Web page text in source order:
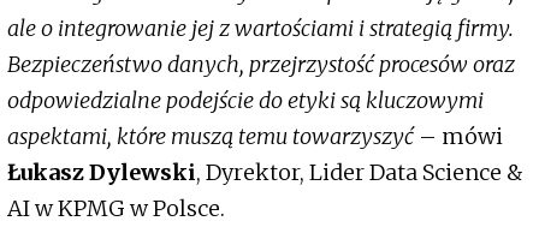
ale o integrowanie jej z wartościami i strategią firmy.
Bezpieczeństwo danych, przejrzystość procesów oraz
odpowiedzialne podejście do etyki są kluczowymi
aspektami, które muszą temu towarzyszyć– mówi
Łukasz Dylewski, Dyrektor, Lider Data Science &
AI w KPMG w Polsce.